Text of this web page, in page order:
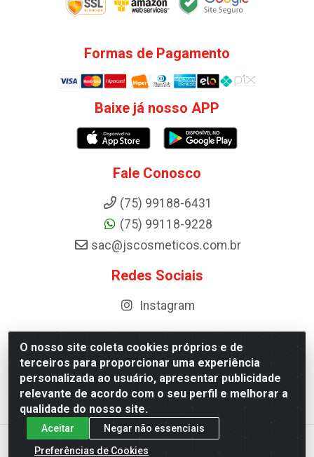
O nosso site coleta cookies próprios e de
terceiros para proporcionar uma experiência
personalizada ao usuário, apresentar publicidade
relevante de acordo com o seu perfil e melhorar a
qualidade do nosso site.
Aceitar
Negar não essenciais
Preferências de Cookies
Formas de Pagamento
Baixe já nosso APP
Fale Conosco
(75) 99188-6431
(75) 99118-9228
sac@jscosmeticos.com.br
Redes Sociais
Instagram
Distribuidora de Cosméticos Antoneto LTDA - BA-052,
km 87 - Industrial, Ipirá - BA, 44600-000 - CNPJ
10.984.107/0001-75